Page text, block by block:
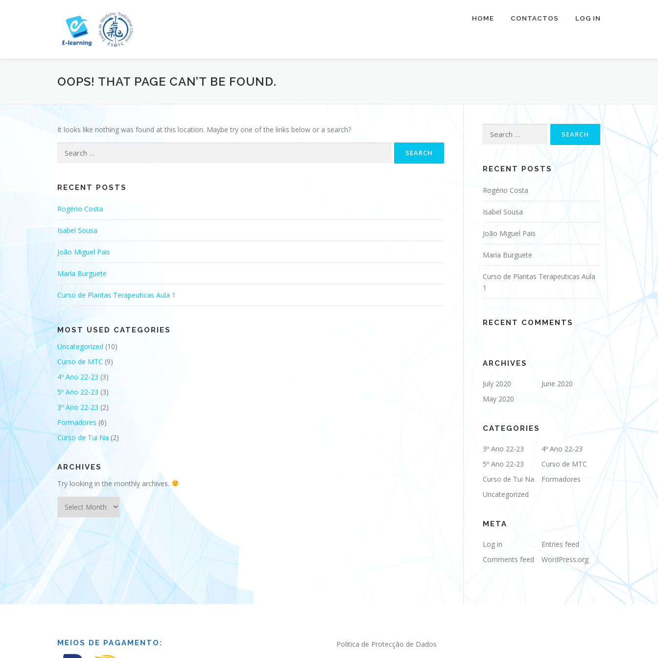
HOME CONTACTOS LOG IN
OOPS! THAT PAGE CAN’T BE FOUND.
It looks like nothing was found at this location. Maybe try one of the links below or a search?
for:
RECENT POSTS
Rogério Costa
Isabel Sousa
João Miguel Pais
Maria Burguete
Curso de Plantas Terapeuticas Aula 1
MOST USED CATEGORIES
Uncategorized (10)
Curso de MTC (9)
4º Ano 22-23 (3)
5º Ano 22-23 (3)
3º Ano 22-23 (2)
Formadores (6)
Curso de Tui Na (2)
ARCHIVES
Try looking in the monthly archives.
for:
RECENT POSTS
Rogério Costa
Isabel Sousa
João Miguel Pais
Maria Burguete
Curso de Plantas Terapeuticas Aula
1
RECENT COMMENTS
ARCHIVES
July 2020
June 2020
May 2020
CATEGORIES
3º Ano 22-23
4º Ano 22-23
5º Ano 22-23
Curso de MTC
Curso de Tui Na
Formadores
Uncategorized
META
Log in
Entries feed
Comments feed
WordPress.org
MEIOS DE PAGAMENTO: Politica de Protecção de Dados